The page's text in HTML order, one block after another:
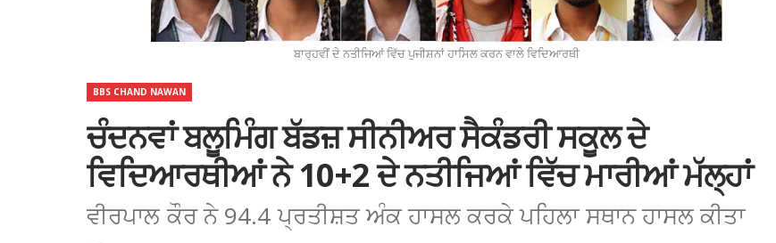
ਬਾਰ੍ਹਵੀਂ ਦੇ ਨਤੀਜਿਆਂ ਵਿੱਚ ਪੁਜੀਸ਼ਨਾਂ ਹਾਸਿਲ ਕਰਨ ਵਾਲੇ ਵਿਦਿਆਰਥੀ
BBS CHAND NAWAN
ਚੰਦਨਵਾਂ ਬਲੂਮਿੰਗ ਬੱਡਜ਼ ਸੀਨੀਅਰ ਸੈਕੰਡਰੀ ਸਕੂਲ ਦੇ
ਵਿਦਿਆਰਥੀਆਂ ਨੇ 10+2 ਦੇ ਨਤੀਜਿਆਂ ਵਿੱਚ ਮਾਰੀਆਂ ਮੱਲ੍ਹਾਂ
ਵੀਰਪਾਲ ਕੌਰ ਨੇ 94.4 ਪ੍ਰਤੀਸ਼ਤ ਅੰਕ ਹਾਸਲ ਕਰਕੇ ਪਹਿਲਾ ਸਥਾਨ ਹਾਸਲ ਕੀਤਾ